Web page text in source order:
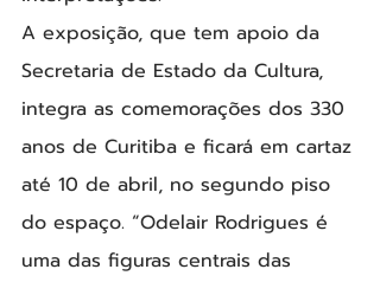
A exposição, que tem apoio da
Secretaria de Estado da Cultura,
integra as comemorações dos 330
anos de Curitiba e ficará em cartaz
até 10 de abril, no segundo piso
do espaço. “Odelair Rodrigues é
uma das figuras centrais das